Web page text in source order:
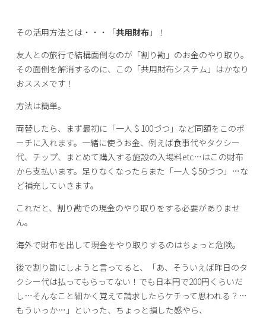
その活用方法とは・・・「共用財布」！
友人との旅行で結構面倒なのが「割り勘」のお金のやり取り。
その面倒を解消するのに、この「共用財布システム」はかなり
おススメです！
方法は簡単。
両替したら、まず最初に「一人＄100づつ」など同額をこのポ
ーチに入れます。一緒に使うお金、例えば食事代やタクシー
代、チップ、まとめて購入する施設の入場料etc…はこの財布
から支払います。足りなくなったらまた「一人＄50づつ」…な
ど補充していきます。
これだと、割り勘での現金のやり取りをする必要がありませ
ん。
海外で財布を出して現金をやり取りするのはちょっと危険。
後で割り勘にしようと言ってると、「あ、そういえば昨日のタ
クシー代は払ってもらってない！でも日本円で200円くらいだ
し…そんなこと細かく覚えて請求したらケチって思われる？…
もういっか…」といった、ちょっと損した感やら、